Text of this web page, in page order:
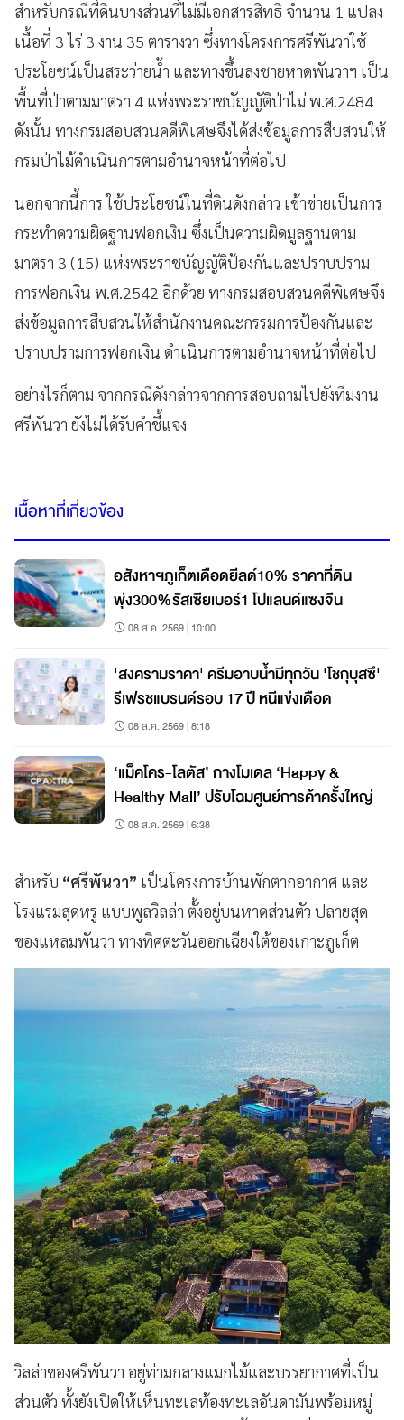
สำหรับกรณีที่ดินบางส่วนที่ไม่มีเอกสารสิทธิ จำนวน 1 แปลง
เนื้อที่ 3 ไร่ 3 งาน 35 ตารางวา ซึ่งทางโครงการศรีพันวาใช้
ประโยชน์เป็นสระว่ายน้ำ และทางขึ้นลงชายหาดพันวาฯ เป็น
พื้นที่ป่าตามมาตรา 4 แห่งพระราชบัญญัติป่าไม่ พ.ศ.2484
ดังนั้น ทางกรมสอบสวนคดีพิเศษจึงได้ส่งข้อมูลการสืบสวนให้
กรมป่าไม้ดำเนินการตามอำนาจหน้าที่ต่อไป
นอกจากนี้การ ใช้ประโยชน์ในที่ดินดังกล่าว เข้าข่ายเป็นการ
กระทำความผิดฐานฟอกเงิน ซึ่งเป็นความผิดมูลฐานตาม
มาตรา 3 (15) แห่งพระราชบัญญัติป้องกันและปราบปราม
การฟอกเงิน พ.ศ.2542 อีกด้วย ทางกรมสอบสวนคดีพิเศษจึง
ส่งข้อมูลการสืบสวนให้สำนักงานคณะกรรมการป้องกันและ
ปราบปรามการฟอกเงิน ดำเนินการตามอำนาจหน้าที่ต่อไป
อย่างไรก็ตาม จากกรณีดังกล่าวจากการสอบถามไปยังทีมงาน
ศรีพันวา ยังไม่ได้รับคำชี้แจง
เนื้อหาที่เกี่ยวข้อง
อสังหาฯภูเก็ตเดือดยีลด์10% ราคาที่ดิน
พุ่ง300%รัสเซียเบอร์1 โปแลนด์แซงจีน
08 ส.ค. 2569 | 10:00
'สงครามราคา' ครีมอาบน้ำมีทุกวัน 'โชกุบุสซึ'
รีเฟรชแบรนด์รอบ 17 ปี หนีแข่งเดือด
08 ส.ค. 2569 | 8:18
‘แม็คโคร-โลตัส’ กางโมเดล ‘Happy &
Healthy Mall’ ปรับโฉมศูนย์การค้าครั้งใหญ่
08 ส.ค. 2569 | 6:38
สำหรับ “ศรีพันวา” เป็นโครงการบ้านพักตากอากาศ และ
โรงแรมสุดหรู แบบพูลวิลล่า ตั้งอยู่บนหาดส่วนตัว ปลายสุด
ของแหลมพันวา ทางทิศตะวันออกเฉียงใต้ของเกาะภูเก็ต
วิลล่าของศรีพันวา อยู่ท่ามกลางแมกไม้และบรรยากาศที่เป็น
ส่วนตัว ทั้งยังเปิดให้เห็นทะเลท้องทะเลอันดามันพร้อมหมู่